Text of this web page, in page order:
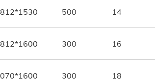
500 14
300 16
300 18